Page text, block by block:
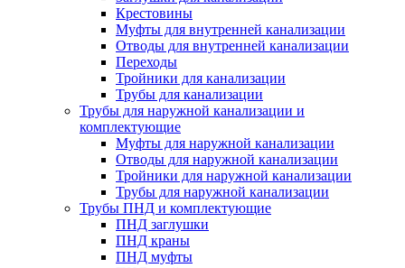
Крестовины
Муфты для внутренней канализации
Отводы для внутренней канализации
Переходы
Тройники для канализации
Трубы для канализации
Трубы для наружной канализации и
комплектующие
Муфты для наружной канализации
Отводы для наружной канализации
Тройники для наружной канализации
Трубы для наружной канализации
Трубы ПНД и комплектующие
ПНД заглушки
ПНД краны
ПНД муфты